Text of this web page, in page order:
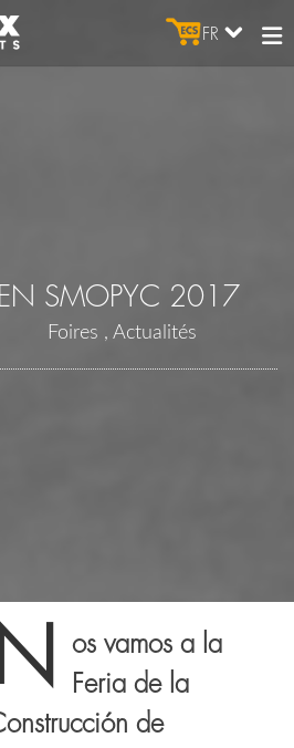
FR
SMOPYC 2017
Foires Actualités
N
os vamos a la
Feria de la
de